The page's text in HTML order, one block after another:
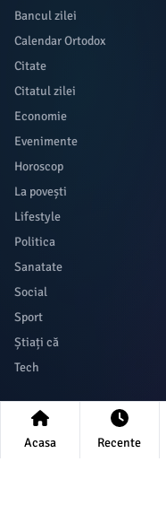
Bancul zilei
Calendar Ortodox
Citate
Citatul zilei
Economie
Evenimente
Horoscop
La povești
Lifestyle
Politica
Sanatate
Social
Sport
Știați că
Tech
Newsletter
Acasa Recente